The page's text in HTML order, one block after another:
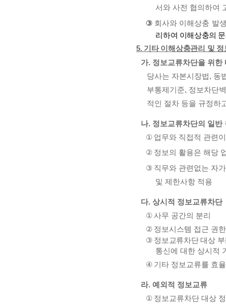
서와 사전 협의하여
③ 회사와 이해상충 발
리하여 이해상충의
5. 기타 이해상충관리 및
가. 정보교류차단을 위한
당사는 자본시장법, 동
부통제기준, 정보차단
적인 절차 등을 규정하
나. 정보교류차단의 일반
① 업무와 직접적 관련
② 정보의 활용은 해당
③ 직무와 관련없는 자
및 제한사항 적용
다.상시적 정보교류차단
①사무 공간의 분리
② 정보시스템 접근 권
③ 정보교류차단 대상
통신에 대한 상시적
④ 기타 정보교류를 효
라. 예외적 정보교류
① 정보교류차단 대상